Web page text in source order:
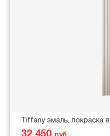
Tiffany эмаль, покраска